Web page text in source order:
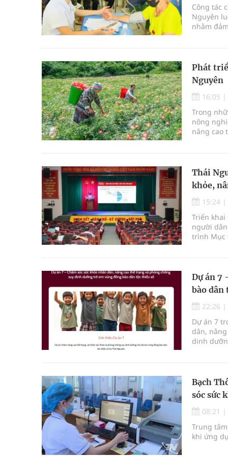
Công tác
Nguyên
nhằm
Phát
Nguyên
16:05 |
Trong
nông
nâng cao
Thái
khỏe,
15:24 |
Triển khai
người
trình Mục
Dự án 7
bào dân
22:26 |
Dự án 7
dân,
dinh
Bạch
sóc sức
08:21 |
Trung
khi ứng